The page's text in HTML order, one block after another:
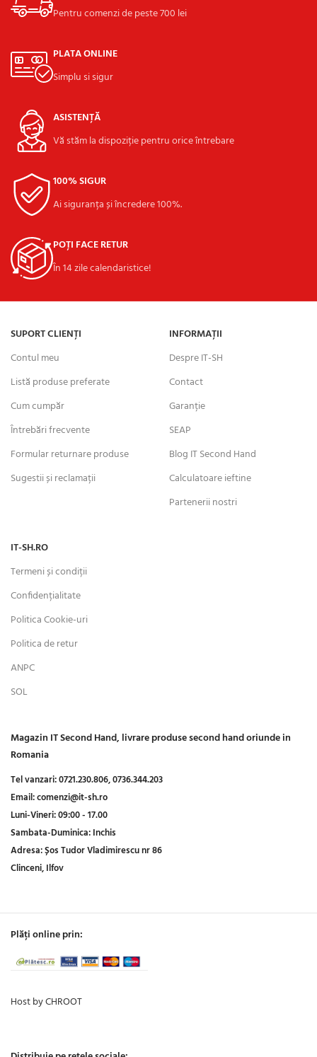
Pentru comenzi de peste 700 lei
PLATA ONLINE
Simplu si sigur
ASISTENȚĂ
Vă stăm la dispoziție pentru orice întrebare
100% SIGUR
Ai siguranța și încredere 100%.
POȚI FACE RETUR
În 14 zile calendaristice!
SUPORT CLIENȚI
Contul meu
Listă produse preferate
Cum cumpăr
Întrebări frecvente
Formular returnare produse
Sugestii și reclamații
INFORMAȚII
Despre IT-SH
Contact
Garanție
SEAP
Blog IT Second Hand
Calculatoare ieftine
Partenerii nostri
IT-SH.RO
Termeni și condiții
Confidențialitate
Politica Cookie-uri
Politica de retur
ANPC
SOL
Magazin IT Second Hand, livrare produse second hand oriunde in
Romania
Tel vanzari:0721.230.806,0736.344.203
Email:comenzi@it-sh.ro
Luni-Vineri:09:00 - 17.00
Sambata-Duminica:Inchis
Adresa:Șos Tudor Vladimirescu nr 86
Clinceni, Ilfov
Plăți online prin:
Host by CHROOT